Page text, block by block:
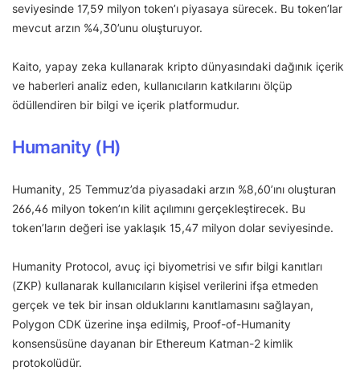
seviyesinde 17,59 milyon token’ı piyasaya sürecek. Bu token’lar
mevcut arzın %4,30’unu oluşturuyor.
Kaito, yapay zeka kullanarak kripto dünyasındaki dağınık içerik
ve haberleri analiz eden, kullanıcıların katkılarını ölçüp
ödüllendiren bir bilgi ve içerik platformudur.
Humanity (H)
Humanity, 25 Temmuz’da piyasadaki arzın %8,60’ını oluşturan
266,46 milyon token’ın kilit açılımını gerçekleştirecek. Bu
token’ların değeri ise yaklaşık 15,47 milyon dolar seviyesinde.
Humanity Protocol, avuç içi biyometrisi ve sıfır bilgi kanıtları
(ZKP) kullanarak kullanıcıların kişisel verilerini ifşa etmeden
gerçek ve tek bir insan olduklarını kanıtlamasını sağlayan,
Polygon CDK üzerine inşa edilmiş, Proof-of-Humanity
konsensüsüne dayanan bir Ethereum Katman-2 kimlik
protokolüdür.